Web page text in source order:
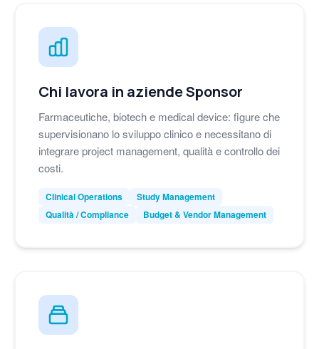
Chi lavora in aziende Sponsor
Farmaceutiche, biotech e medical device: figure che
supervisionano lo sviluppo clinico e necessitano di
integrare project management, qualità e controllo dei
costi.
Clinical Operations
Study Management
Qualità / Compliance
Budget & Vendor Management